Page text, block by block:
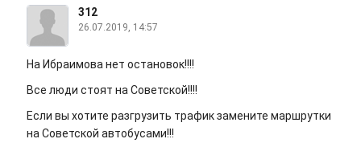
312
26.07.2019, 14:57
На Ибраимова нет остановок!!!!
Все люди стоят на Советской!!!!
Если вы хотите разгрузить трафик замените маршрутки
на Советской автобусами!!!